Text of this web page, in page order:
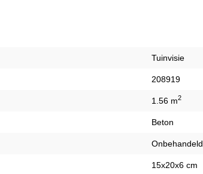
Tuinvisie
208919
1.56 m2
Beton
Onbehandeld
15x20x6 cm